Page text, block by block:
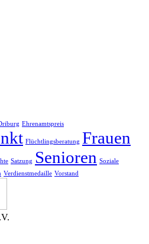
Ehrenamtspreis
Flüchtlingsberatung Frauen
Satzung Senioren Soziale
Verdienstmedaille Vorstand